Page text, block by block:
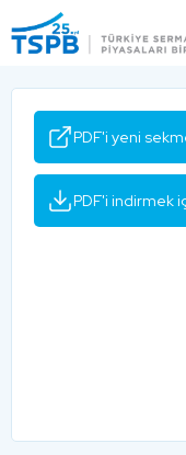
Close
PDF'i yeni
PDF'i indirmek